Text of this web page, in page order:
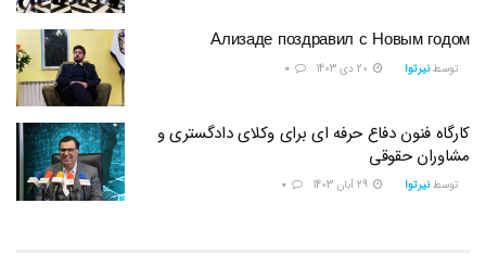
Ализаде поздравил с Новым годом
توسط نیرتوا
کارگاه فنون دفاع حرفه ای برای وکلای دادگستری و
مشاوران حقوقی
توسط نیرتوا